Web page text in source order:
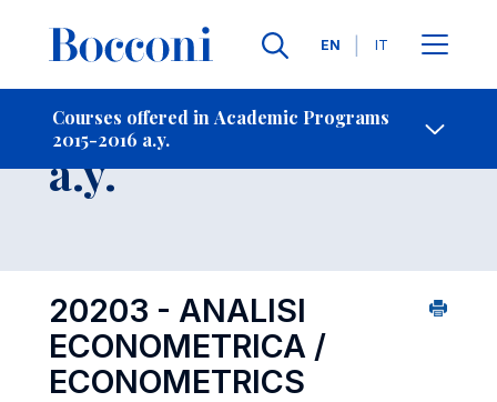
Languages
EN IT
Courses offered in Academic Programs
2015-2016 a.y.
- Contact Us
Course 2015-2016
a.y.
20203 - ANALISI
ECONOMETRICA /
ECONOMETRICS